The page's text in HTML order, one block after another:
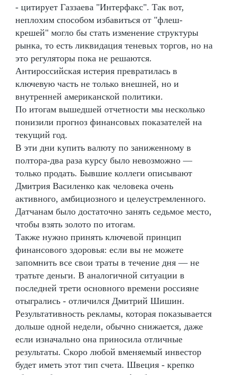
- цитирует Газзаева "Интерфакс". Так вот,
неплохим способом избавиться от "флеш-
крешей" могло бы стать изменение структуры
рынка, то есть ликвидация теневых торгов, но на
это регуляторы пока не решаются.
Антироссийская истерия превратилась в
ключевую часть не только внешней, но и
внутренней американской политики.
По итогам вышедшей отчетности мы несколько
понизили прогноз финансовых показателей на
текущий год.
В эти дни купить валюту по заниженному в
полтора-два раза курсу было невозможно —
только продать. Бывшие коллеги описывают
Дмитрия Василенко как человека очень
активного, амбициозного и целеустремленного.
Датчанам было достаточно занять седьмое место,
чтобы взять золото по итогам.
Также нужно принять ключевой принцип
финансового здоровья: если вы не можете
запомнить все свои траты в течение дня — не
тратьте деньги. В аналогичной ситуации в
последней трети основного времени россияне
отыгрались - отличился Дмитрий Шишин.
Результативность рекламы, которая показывается
дольше одной недели, обычно снижается, даже
если изначально она приносила отличные
результаты. Скоро любой вменяемый инвестор
будет иметь этот тип счета. Швеция - крепко